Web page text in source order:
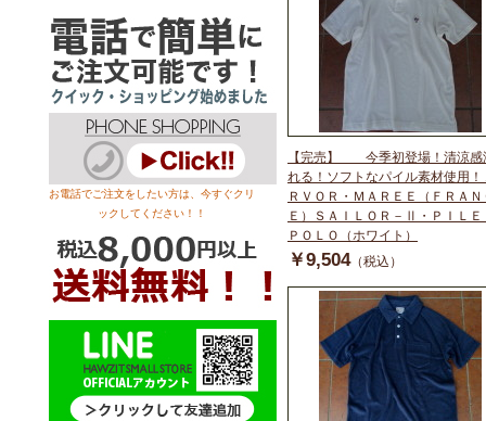
お電話でご注文をしたい方は、今すぐクリ
ックしてください！！
【完売】 今季初登場！清涼感
れる！ソフトなパイル素材使用！
ＲＶＯＲ・ＭＡＲＥＥ（ＦＲＡＮ
Ｅ）ＳＡＩＬＯＲ－Ⅱ・ＰＩＬＥ
ＰＯＬＯ（ホワイト）
￥9,504（税込）